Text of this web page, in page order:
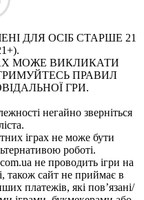
ДЛЯ ОСІБ СТАРШЕ 21
МОЖЕ ВИКЛИКАТИ
ПРАВИЛ
ГРИ.
негайно зверніться
іграх не може бути
роботі.
не проводить ігри на
також сайт не приймає в
платежів, які пов’язані/